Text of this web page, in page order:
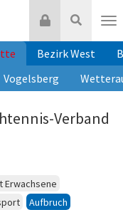
Suche
Login
Bezirk West
Vogelsberg
Verband
Erwachsene
Aufbruch